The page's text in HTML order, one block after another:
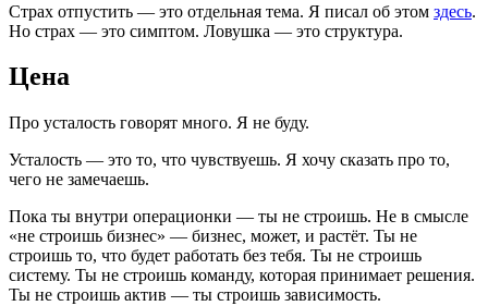
Страх отпустить — это отдельная тема. Я писал об этом здесь.
Но страх — это симптом. Ловушка — это структура.
Цена
Про усталость говорят много. Я не буду.
Усталость — это то, что чувствуешь. Я хочу сказать про то,
чего не замечаешь.
Пока ты внутри операционки — ты не строишь. Не в смысле
«не строишь бизнес» — бизнес, может, и растёт. Ты не
строишь то, что будет работать без тебя. Ты не строишь
систему. Ты не строишь команду, которая принимает решения.
Ты не строишь актив — ты строишь зависимость.